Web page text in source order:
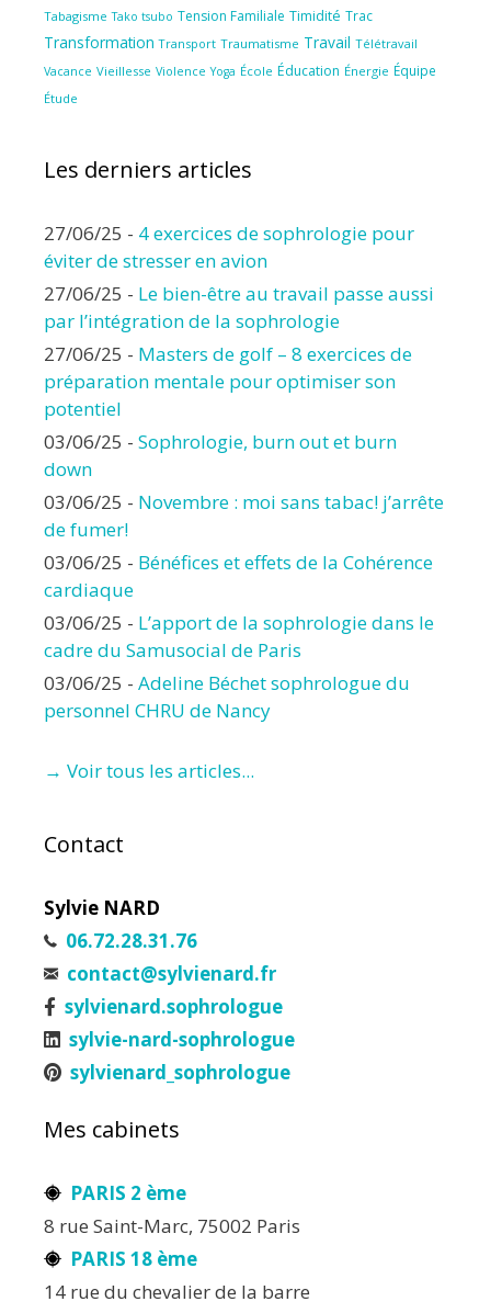
Tabagisme Tako tsubo Tension Familiale Timidité Trac
Transformation Transport Traumatisme Travail Télétravail
Vacance Vieillesse Violence Yoga École Éducation Énergie Équipe
Étude
Les derniers articles
27/06/25 - 4 exercices de sophrologie pour
éviter de stresser en avion
27/06/25 - Le bien-être au travail passe aussi
par l’intégration de la sophrologie
27/06/25 - Masters de golf – 8 exercices de
préparation mentale pour optimiser son
potentiel
03/06/25 - Sophrologie, burn out et burn
down
03/06/25 - Novembre : moi sans tabac! j’arrête
de fumer!
03/06/25 - Bénéfices et effets de la Cohérence
cardiaque
03/06/25 - L’apport de la sophrologie dans le
cadre du Samusocial de Paris
03/06/25 - Adeline Béchet sophrologue du
personnel CHRU de Nancy
→ Voir tous les articles...
Contact
Sylvie NARD
06.72.28.31.76
contact@sylvienard.fr
sylvienard.sophrologue
sylvie-nard-sophrologue
sylvienard_sophrologue
Mes cabinets
PARIS 2 ème
8 rue Saint-Marc, 75002 Paris
PARIS 18 ème
14 rue du chevalier de la barre